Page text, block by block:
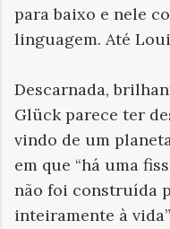
para baixo e nele
linguagem. Até
Descarnada,
Glück parece ter
vindo de um
em que “há uma
não foi construída
inteiramente à vida”